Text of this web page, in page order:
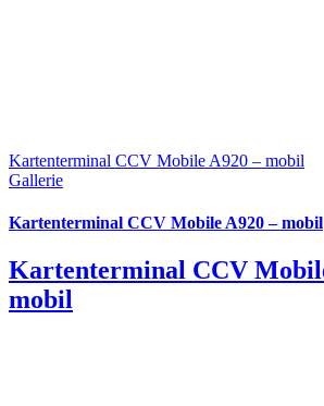
Kartenterminal CCV Mobile A920 – mobil
Gallerie
Kartenterminal CCV Mobile A920 – mobil
Kartenterminal CCV
mobil